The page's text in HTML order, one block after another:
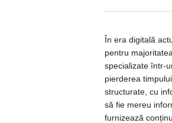
În era digitală
pentru
specializate într-
pierderea
structurate, cu
să fie mereu
furnizează